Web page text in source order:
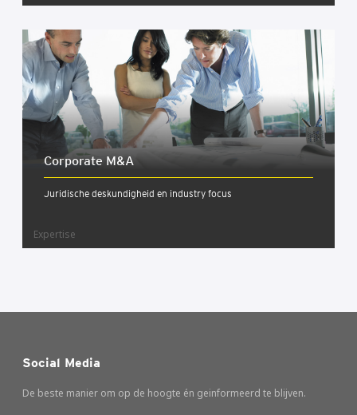
Cor­po­ra­te M&A
Juridische deskundigheid en industry focus
Expertise
Social Media
De beste manier om op de hoogte én geinformeerd te blijven.